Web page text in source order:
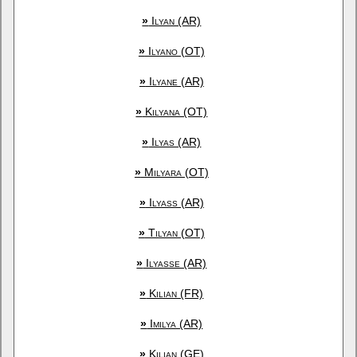
» Ilyan (AR)
»Ilyano (OT)
»Ilyane (AR)
» Kilyana (OT)
» Ilyas (AR)
»Milyara (OT)
»Ilyass (AR)
»Tilyan (OT)
» Ilyasse (AR)
» Kilian (FR)
» Imilya (AR)
»Kilian (GE)